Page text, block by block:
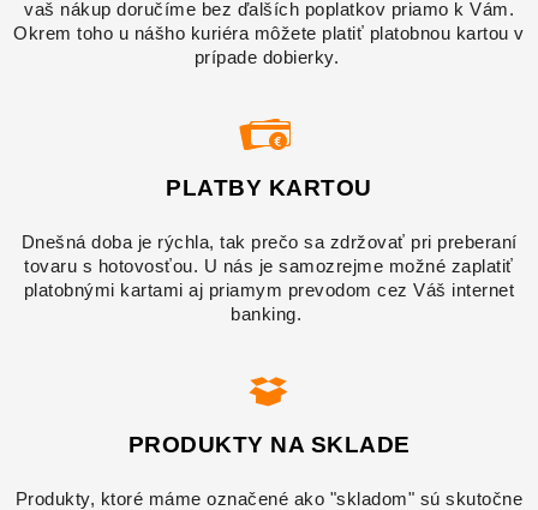
vaš nákup doručíme bez ďalších poplatkov priamo k Vám.
Okrem toho u nášho kuriéra môžete platiť platobnou kartou v
prípade dobierky.
PLATBY KARTOU
Dnešná doba je rýchla, tak prečo sa zdržovať pri preberaní
tovaru s hotovosťou. U nás je samozrejme možné zaplatiť
platobnými kartami aj priamym prevodom cez Váš internet
banking.
PRODUKTY NA SKLADE
Produkty, ktoré máme označené ako "skladom" sú skutočne